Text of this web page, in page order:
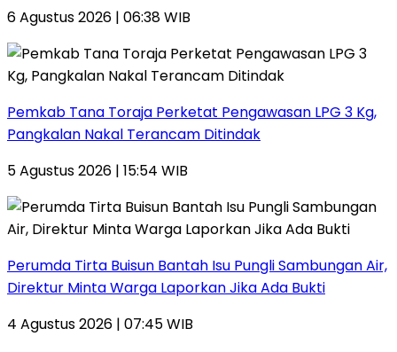
6 Agustus 2026 | 06:38 WIB
Pemkab Tana Toraja Perketat Pengawasan LPG 3 Kg,
Pangkalan Nakal Terancam Ditindak
5 Agustus 2026 | 15:54 WIB
Perumda Tirta Buisun Bantah Isu Pungli Sambungan Air,
Direktur Minta Warga Laporkan Jika Ada Bukti
4 Agustus 2026 | 07:45 WIB